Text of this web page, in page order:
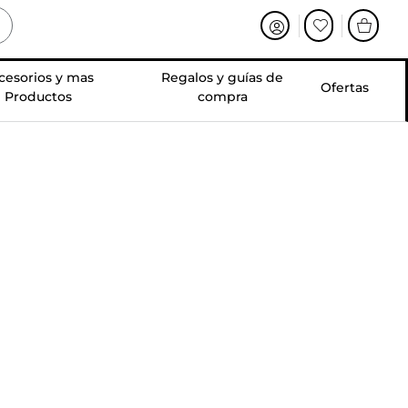
y mas
Productos
Regalos y guías de
compra
Ofertas